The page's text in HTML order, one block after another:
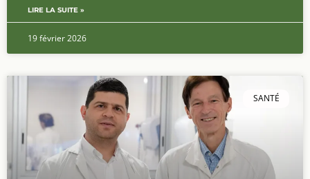
LIRE LA SUITE »
19 février 2026
SANTÉ